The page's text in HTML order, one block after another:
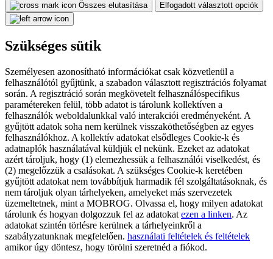
Összes elutasítása
Elfogadott választott opciók
Szükséges sütik
Személyesen azonosítható információkat csak közvetlenül a
felhasználótól gyűjtünk, a szabadon választott regisztrációs folyamat
során. A regisztráció során megkövetelt felhasználóspecifikus
paramétereken felül, több adatot is tárolunk kollektíven a
felhasználók weboldalunkkal való interakciói eredményeként. A
gyűjtött adatok soha nem kerülnek visszaköthetőségben az egyes
felhasználókhoz. A kollektív adatokat elsődleges Cookie-k és
adatnaplók használatával küldjük el nekünk. Ezeket az adatokat
azért tároljuk, hogy (1) elemezhessük a felhasználói viselkedést, és
(2) megelőzzük a csalásokat. A szükséges Cookie-k keretében
gyűjtött adatokat nem továbbítjuk harmadik fél szolgáltatásoknak, és
nem tároljuk olyan tárhelyeken, amelyeket más szervezetek
üzemeltetnek, mint a MOBROG. Olvassa el, hogy milyen adatokat
tárolunk és hogyan dolgozzuk fel az adatokat ezen a linken. Az
adatokat szintén törlésre kerülnek a tárhelyeinkről a
szabályzatunknak megfelelően. használati feltételek és feltételek
amikor úgy döntesz, hogy törölni szeretnéd a fiókod.